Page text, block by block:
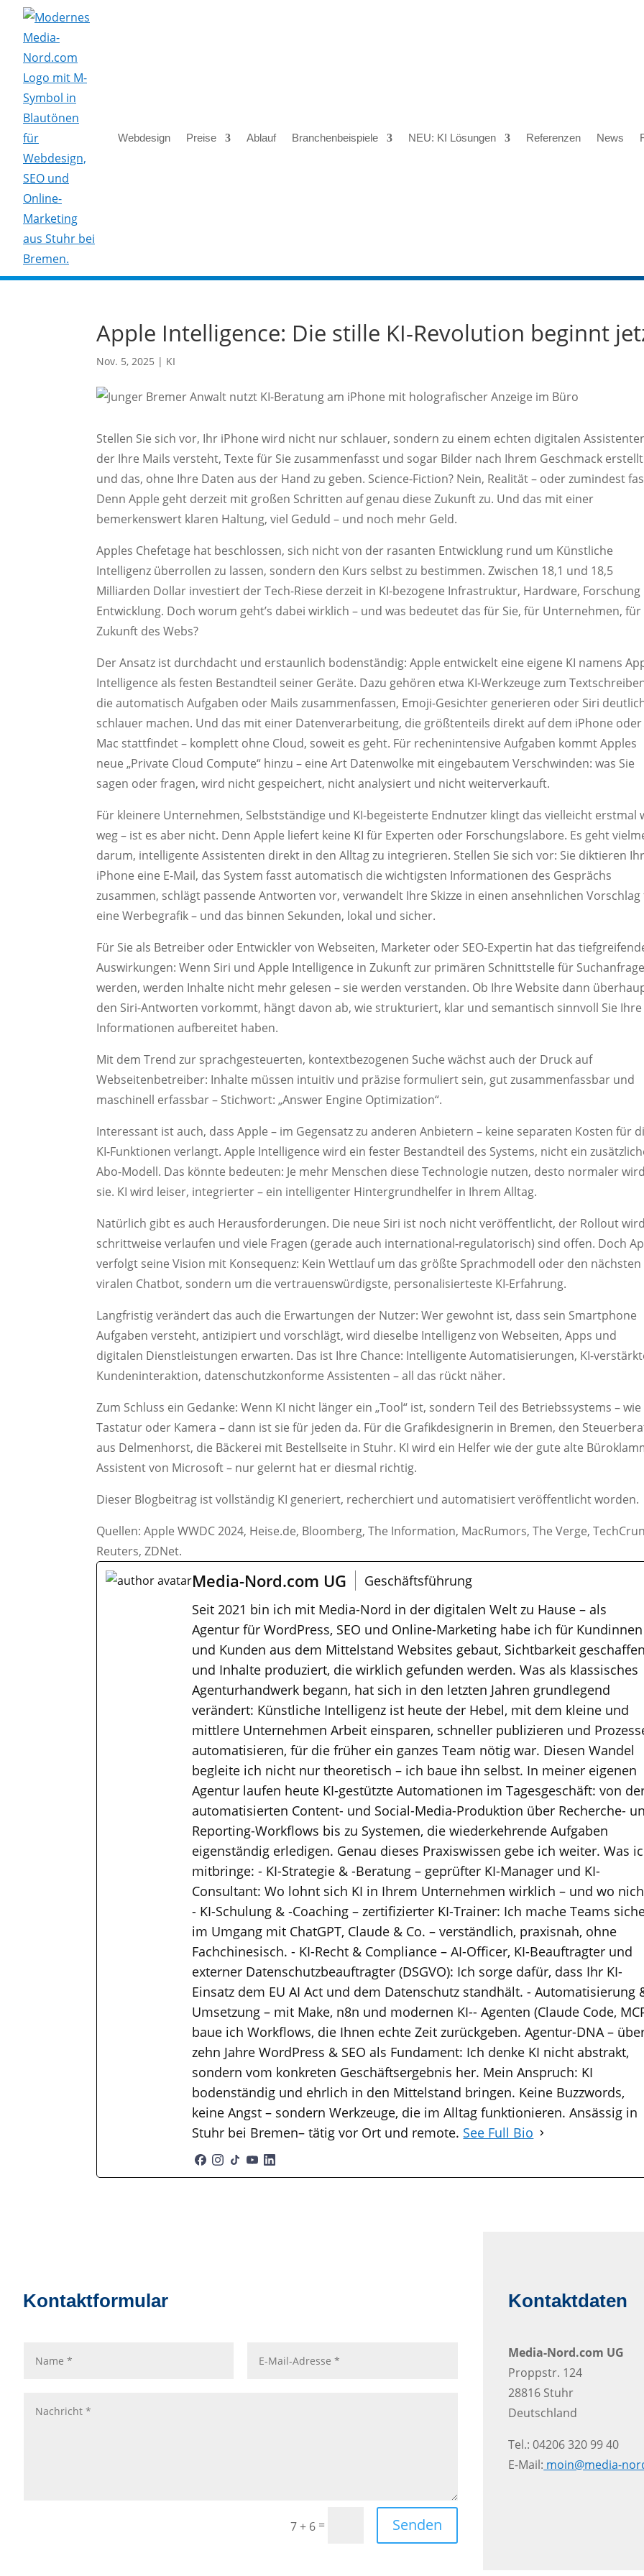
Webdesign Preise Ablauf Branchenbeispiele NEU: KI Lösungen Referenzen News
Apple Intelligence: Die stille KI-Revolution beginnt
Nov. 5, 2025 | KI
Stellen Sie sich vor, Ihr iPhone wird nicht nur schlauer, sondern zu einem echten digitalen
der Ihre Mails versteht, Texte für Sie zusammenfasst und sogar Bilder nach Ihrem Geschmack
und das, ohne Ihre Daten aus der Hand zu geben. Science-Fiction? Nein, Realität – oder zumindest
Denn Apple geht derzeit mit großen Schritten auf genau diese Zukunft zu. Und das mit einer
bemerkenswert klaren Haltung, viel Geduld – und noch mehr Geld.
Apples Chefetage hat beschlossen, sich nicht von der rasanten Entwicklung rund um Künstliche
Intelligenz überrollen zu lassen, sondern den Kurs selbst zu bestimmen. Zwischen 18,1 und 18,5
Milliarden Dollar investiert der Tech-Riese derzeit in KI-bezogene Infrastruktur, Hardware, Forschung
Entwicklung. Doch worum geht’s dabei wirklich – und was bedeutet das für Sie, für Unternehmen, für
Zukunft des Webs?
Der Ansatz ist durchdacht und erstaunlich bodenständig: Apple entwickelt eine eigene KI namens
Intelligence als festen Bestandteil seiner Geräte. Dazu gehören etwa KI-Werkzeuge zum
die automatisch Aufgaben oder Mails zusammenfassen, Emoji-Gesichter generieren oder Siri
schlauer machen. Und das mit einer Datenverarbeitung, die größtenteils direkt auf dem iPhone oder
Mac stattfindet – komplett ohne Cloud, soweit es geht. Für rechenintensive Aufgaben kommt Apples
neue „Private Cloud Compute“ hinzu – eine Art Datenwolke mit eingebautem Verschwinden: was Sie
sagen oder fragen, wird nicht gespeichert, nicht analysiert und nicht weiterverkauft.
Für kleinere Unternehmen, Selbstständige und KI-begeisterte Endnutzer klingt das vielleicht erstmal
weg – ist es aber nicht. Denn Apple liefert keine KI für Experten oder Forschungslabore. Es geht
darum, intelligente Assistenten direkt in den Alltag zu integrieren. Stellen Sie sich vor: Sie diktieren
iPhone eine E-Mail, das System fasst automatisch die wichtigsten Informationen des Gesprächs
zusammen, schlägt passende Antworten vor, verwandelt Ihre Skizze in einen ansehnlichen
eine Werbegrafik – und das binnen Sekunden, lokal und sicher.
Für Sie als Betreiber oder Entwickler von Webseiten, Marketer oder SEO-Expertin hat das
Auswirkungen: Wenn Siri und Apple Intelligence in Zukunft zur primären Schnittstelle für
werden, werden Inhalte nicht mehr gelesen – sie werden verstanden. Ob Ihre Website dann
den Siri-Antworten vorkommt, hängt davon ab, wie strukturiert, klar und semantisch sinnvoll Sie Ihre
Informationen aufbereitet haben.
Mit dem Trend zur sprachgesteuerten, kontextbezogenen Suche wächst auch der Druck auf
Webseitenbetreiber: Inhalte müssen intuitiv und präzise formuliert sein, gut zusammenfassbar und
maschinell erfassbar – Stichwort: „Answer Engine Optimization“.
Interessant ist auch, dass Apple – im Gegensatz zu anderen Anbietern – keine separaten Kosten für
KI-Funktionen verlangt. Apple Intelligence wird ein fester Bestandteil des Systems, nicht ein
Abo-Modell. Das könnte bedeuten: Je mehr Menschen diese Technologie nutzen, desto normaler wird
sie. KI wird leiser, integrierter – ein intelligenter Hintergrundhelfer in Ihrem Alltag.
Natürlich gibt es auch Herausforderungen. Die neue Siri ist noch nicht veröffentlicht, der Rollout wird
schrittweise verlaufen und viele Fragen (gerade auch international-regulatorisch) sind offen. Doch
verfolgt seine Vision mit Konsequenz: Kein Wettlauf um das größte Sprachmodell oder den nächsten
viralen Chatbot, sondern um die vertrauenswürdigste, personalisierteste KI-Erfahrung.
Langfristig verändert das auch die Erwartungen der Nutzer: Wer gewohnt ist, dass sein Smartphone
Aufgaben versteht, antizipiert und vorschlägt, wird dieselbe Intelligenz von Webseiten, Apps und
digitalen Dienstleistungen erwarten. Das ist Ihre Chance: Intelligente Automatisierungen, KI-
Kundeninteraktion, datenschutzkonforme Assistenten – all das rückt näher.
Zum Schluss ein Gedanke: Wenn KI nicht länger ein „Tool“ ist, sondern Teil des Betriebssystems – wie
Tastatur oder Kamera – dann ist sie für jeden da. Für die Grafikdesignerin in Bremen, den
aus Delmenhorst, die Bäckerei mit Bestellseite in Stuhr. KI wird ein Helfer wie der gute alte
Assistent von Microsoft – nur gelernt hat er diesmal richtig.
Dieser Blogbeitrag ist vollständig KI generiert, recherchiert und automatisiert veröffentlicht worden.
Quellen: Apple WWDC 2024, Heise.de, Bloomberg, The Information, MacRumors, The Verge,
Reuters, ZDNet.
Media-Nord.com UG
Geschäftsführung
Seit 2021 bin ich mit Media-Nord in der digitalen Welt zu Hause – als
Agentur für WordPress, SEO und Online-Marketing habe ich für Kundinnen
und Kunden aus dem Mittelstand Websites gebaut, Sichtbarkeit geschaffen
und Inhalte produziert, die wirklich gefunden werden. Was als klassisches
Agenturhandwerk begann, hat sich in den letzten Jahren grundlegend
verändert: Künstliche Intelligenz ist heute der Hebel, mit dem kleine und
mittlere Unternehmen Arbeit einsparen, schneller publizieren und
automatisieren, für die früher ein ganzes Team nötig war. Diesen Wandel
begleite ich nicht nur theoretisch – ich baue ihn selbst. In meiner eigenen
Agentur laufen heute KI-gestützte Automationen im Tagesgeschäft: von
automatisierten Content- und Social-Media-Produktion über Recherche-
Reporting-Workflows bis zu Systemen, die wiederkehrende Aufgaben
eigenständig erledigen. Genau dieses Praxiswissen gebe ich weiter. Was
mitbringe: - KI-Strategie & -Beratung – geprüfter KI-Manager und KI-
Consultant: Wo lohnt sich KI in Ihrem Unternehmen wirklich – und wo
- KI-Schulung & -Coaching – zertifizierter KI-Trainer: Ich mache Teams
im Umgang mit ChatGPT, Claude & Co. – verständlich, praxisnah, ohne
Fachchinesisch. - KI-Recht & Compliance – AI-Officer, KI-Beauftragter und
externer Datenschutzbeauftragter (DSGVO): Ich sorge dafür, dass Ihr KI-
Einsatz dem EU AI Act und dem Datenschutz standhält. - Automatisierung
Umsetzung – mit Make, n8n und modernen KI-- Agenten (Claude Code,
baue ich Workflows, die Ihnen echte Zeit zurückgeben. Agentur-DNA –
zehn Jahre WordPress & SEO als Fundament: Ich denke KI nicht abstrakt,
sondern vom konkreten Geschäftsergebnis her. Mein Anspruch: KI
bodenständig und ehrlich in den Mittelstand bringen. Keine Buzzwords,
keine Angst – sondern Werkzeuge, die im Alltag funktionieren. Ansässig in
Stuhr bei Bremen– tätig vor Ort und remote. See Full Bio
Kontaktformular
7 + 6= Senden
Kontaktdaten
Media-Nord.com UG
Proppstr. 124
28816 Stuhr
Deutschland
Tel.: 04206 320 99 40
E-Mail: moin@media-